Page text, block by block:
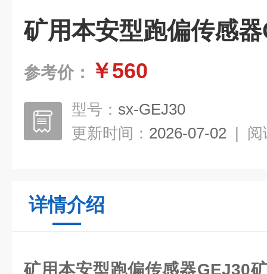
矿用本安型跑偏传感
参考价： ￥560
型号： sx-GEJ30
更新时间： 2026-07-02 | 阅
详情介绍
矿用本安型跑偏传感器GEJ30